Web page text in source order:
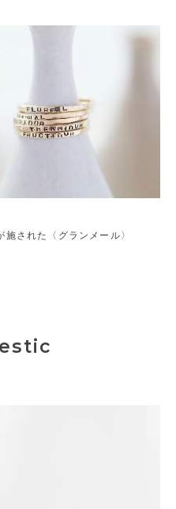
された〈グランメール〉